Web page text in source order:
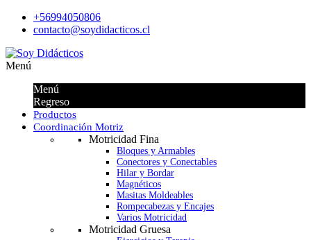
+56994050806
contacto@soydidacticos.cl
Menú
Menú
Regreso
Productos
Coordinación Motriz
Motricidad Fina
Bloques y Armables
Conectores y Conectables
Hilar y Bordar
Magnéticos
Masitas Moldeables
Rompecabezas y Encajes
Varios Motricidad
Motricidad Gruesa